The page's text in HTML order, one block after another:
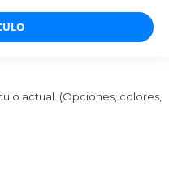
actual. (Opciones, colores,